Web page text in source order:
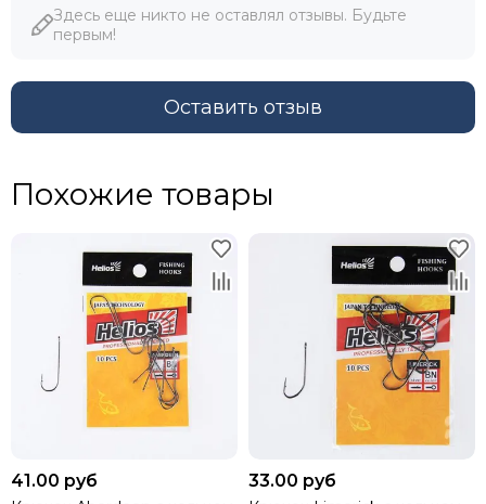
Здесь еще никто не оставлял отзывы. Будьте
первым!
Оставить отзыв
Похожие товары
41.00 руб 33.00 руб